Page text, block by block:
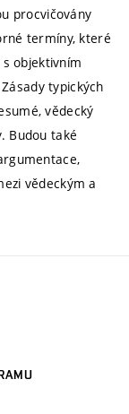
procvičovány
termíny, které
objektivním
typických
vědecký
Budou také
vědeckým a